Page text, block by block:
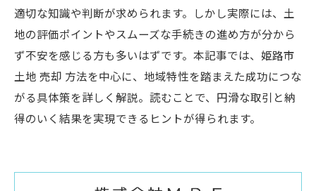
適切な知識や判断が求められます。しかし実際には、土
地の評価ポイントやスムーズな手続きの進め方が分から
ず不安を感じる方も多いはずです。本記事では、姫路市
土地 売却 方法を中心に、地域特性を踏まえた成功につな
がる具体策を詳しく解説。読むことで、円滑な取引と納
得のいく結果を実現できるヒントが得られます。